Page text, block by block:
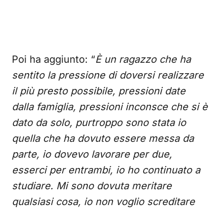
Poi ha aggiunto: “È un ragazzo che ha
sentito la pressione di doversi realizzare
il più presto possibile, pressioni date
dalla famiglia, pressioni inconsce che si è
dato da solo, purtroppo sono stata io
quella che ha dovuto essere messa da
parte, io dovevo lavorare per due,
esserci per entrambi, io ho continuato a
studiare. Mi sono dovuta meritare
qualsiasi cosa, io non voglio screditare